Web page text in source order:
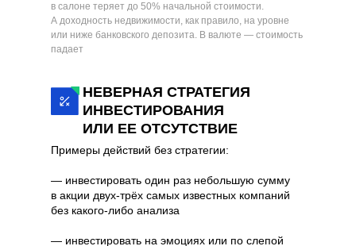
в салоне теряет до 50% начальной стоимости.
А доходность недвижимости, как правило, на уровне
или ниже банковского депозита. В валюте — стоимость
падает
НЕВЕРНАЯ СТРАТЕГИЯ
ИНВЕСТИРОВАНИЯ
ИЛИ ЕЕ ОТСУТСТВИЕ
Примеры действий без стратегии:
— инвестировать один раз небольшую сумму
в акции двух-трёх самых известных компаний
без какого-либо анализа
— инвестировать на эмоциях или по слепой